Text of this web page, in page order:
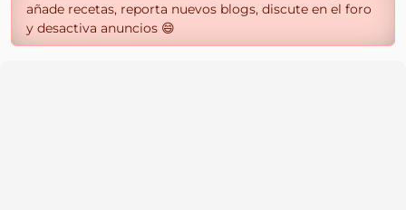
añade recetas, reporta nuevos blogs, discute en el foro
y desactiva anuncios 😄